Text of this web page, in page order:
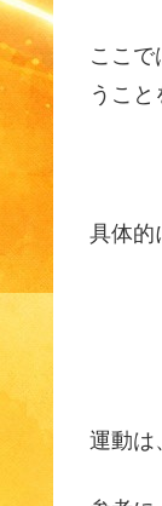
ここ
うこと
具体的
運動は